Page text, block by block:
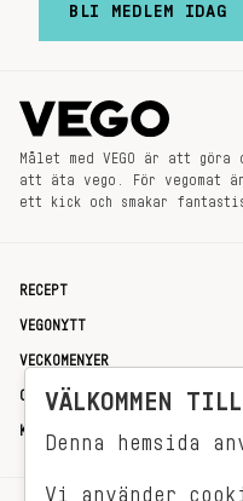
BLI MEDLEM IDAG
Målet med VEGO är att
att äta vego. För
ett kick och smakar
RECEPT
VEGONYTT
VECKOMENYER
OM OSS
KONTAKT
VÄLKOMMEN
Denna hemsida
Vi använder